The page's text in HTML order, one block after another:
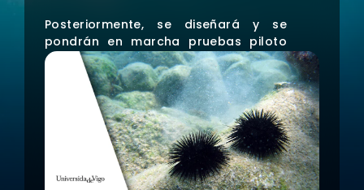
Posteriormente, se diseñará y se
pondrán en marcha pruebas piloto
para repoblación del erizo de marP.
: Se diseñarán experiencias
innovadoras a pequeña escala, que
nos permitan determinar tanto la
talla mínima de marcaje de los
juveniles como la metodología de
repoblación más adecuada, que se
aplicará posteriormente a mayor